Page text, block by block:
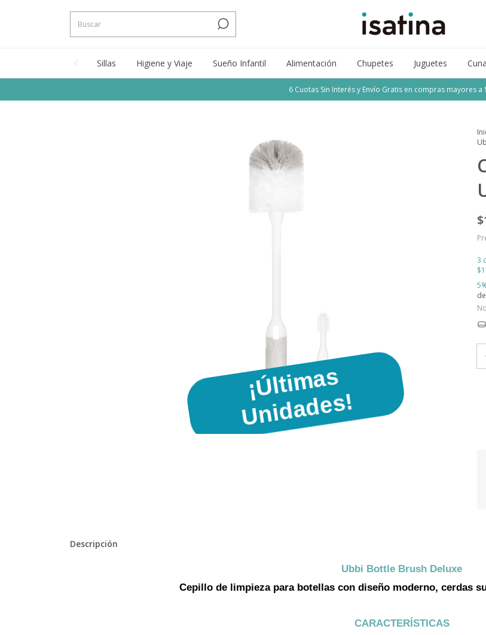
Sillas Higiene y Viaje Sueño Infantil Alimentación Chupetes Juguetes
6 Cuotas Sin Interés y Envío Gratis en compras mayores a
¡
Ú
l
t
i
m
a
s
U
n
i
d
a
d
e
s
!
3
Descripción
Ubbi Bottle Brush Deluxe
Cepillo de limpieza para botellas con diseño moderno, cerdas
CARACTERÍSTICAS